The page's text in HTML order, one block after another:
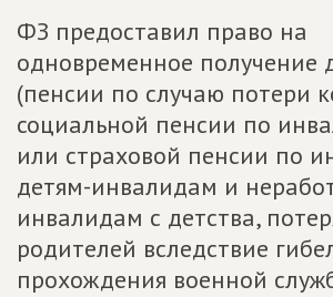
ФЗ предоставил право на
одновременное получение
(пенсии по случаю потери
социальной пенсии по
или страховой пенсии по
детям-инвалидам и
инвалидам с детства,
родителей вследствие
прохождения военной